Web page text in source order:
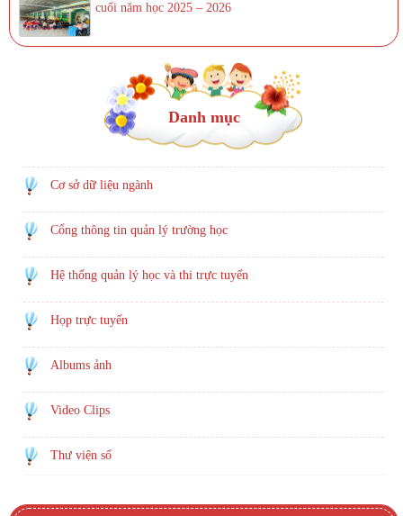
cuối năm học 2025 – 2026
Danh mục
Cơ sở dữ liệu ngành
Cổng thông tin quản lý trường học
Hệ thống quản lý học và thi trực tuyến
Họp trực tuyến
Albums ảnh
Video Clips
Thư viện số